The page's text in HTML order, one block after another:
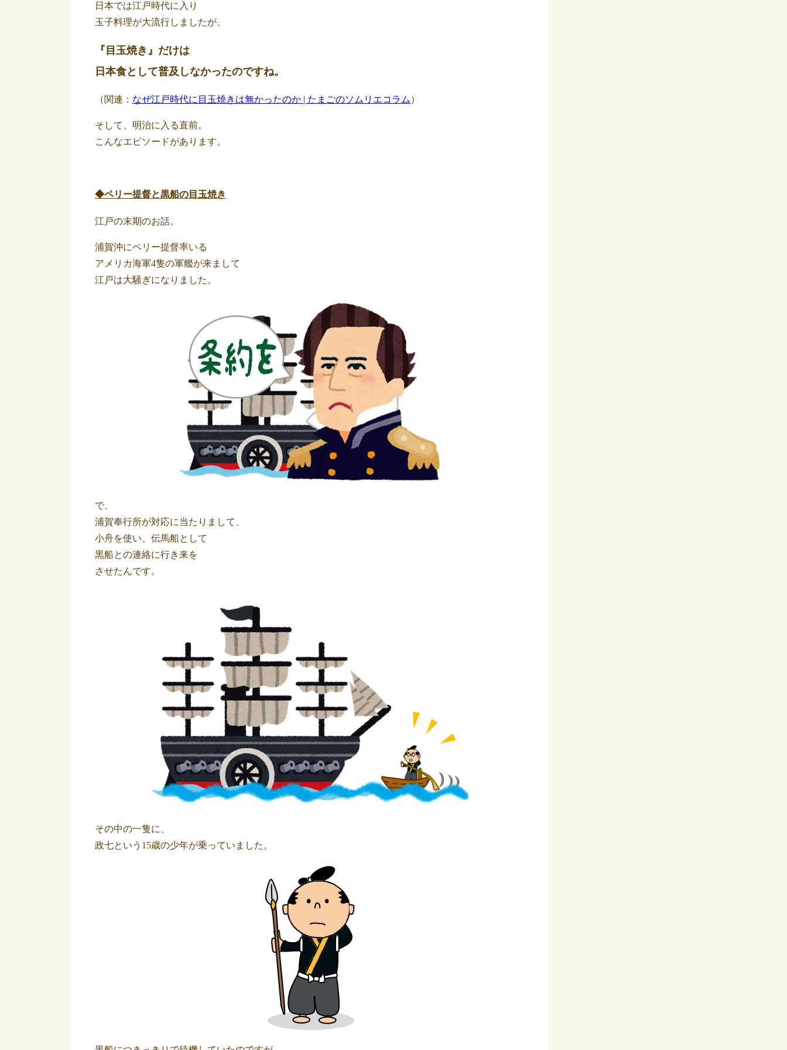
日本では江戸時代に入り
玉子料理が大流行しましたが、
『目玉焼き』だけは
日本食として普及しなかったのですね。
（関連： なぜ江戸時代に目玉焼きは無かったのか | たまごのソムリエコラム ）
そして、明治に入る直前。
こんなエピソードがあります。
◆ペリー提督と黒船の目玉焼き
江戸の末期のお話。
浦賀沖にペリー提督率いる
アメリカ海軍4隻の軍艦が来まして
江戸は大騒ぎになりました。
で、
浦賀奉行所が対応に当たりまして、
小舟を使い、伝馬船として
黒船との連絡に行き来を
させたんです。
その中の一隻に、
政七という15歳の少年が乗っていました。